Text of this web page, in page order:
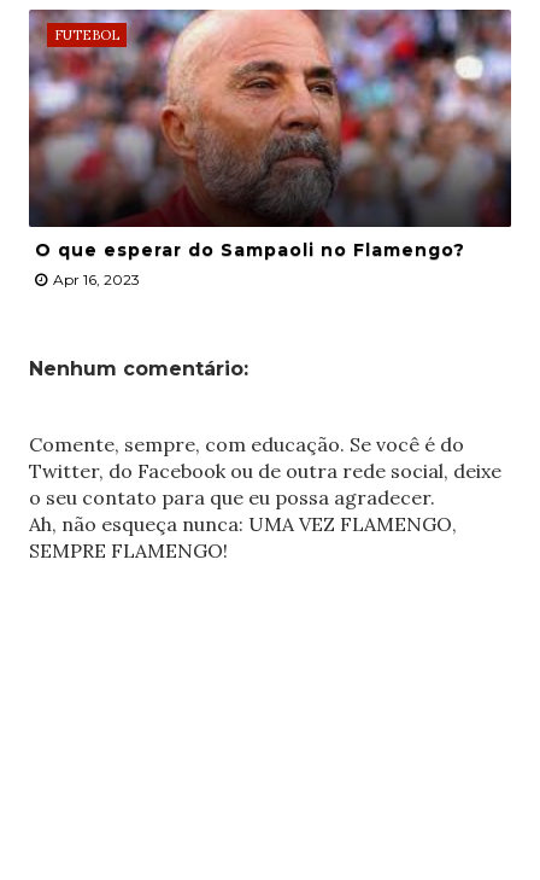
FUTEBOL
O que esperar do Sampaoli no Flamengo?
Apr 16, 2023
Nenhum comentário:
Comente, sempre, com educação. Se você é do
Twitter, do Facebook ou de outra rede social, deixe
o seu contato para que eu possa agradecer.
Ah, não esqueça nunca: UMA VEZ FLAMENGO,
SEMPRE FLAMENGO!